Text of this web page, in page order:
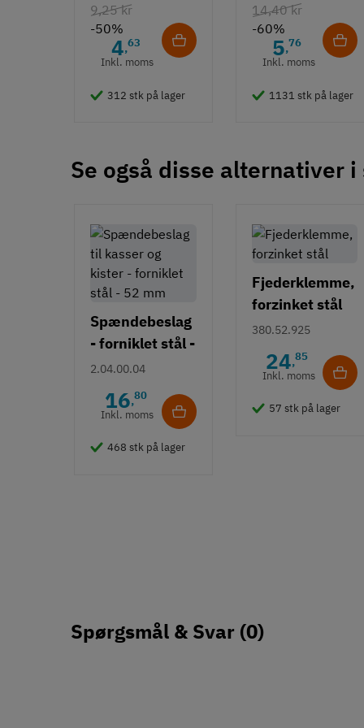
9,25 kr
-50%
4,63
Inkl. moms
312 stk på lager
14,40 kr
-60%
5,76
Inkl. moms
1131 stk på lager
Se også disse alternativer
Spændebeslag
- forniklet stål -
52 mm
2.04.00.04
16,80
Inkl. moms
468 stk på lager
Fjederklemme,
forzinket stål
380.52.925
24,85
Inkl. moms
57 stk på lager
Spørgsmål & Svar (0)